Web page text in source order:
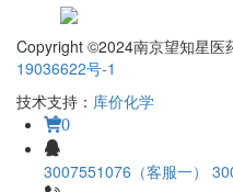
Copyright ©2024南京望知星医
19036622号-1
技术支持： 库价化学
0
3007551076（客服一）